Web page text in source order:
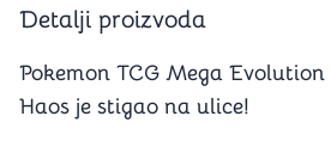
Detalji proizvoda
Pokemon TCG Mega
Haos je stigao na ulice!